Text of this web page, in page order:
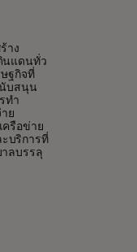
าง
นแดนทั่ว
ษฐกิจที่
นับสนุน
ทำ
ย
ครือข่าย
บริการที่
ลบรรลุ